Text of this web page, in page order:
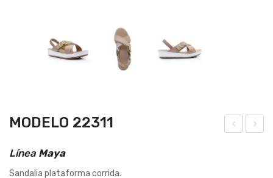
MODELO 22311
Línea Maya
Sandalia plataforma corrida.